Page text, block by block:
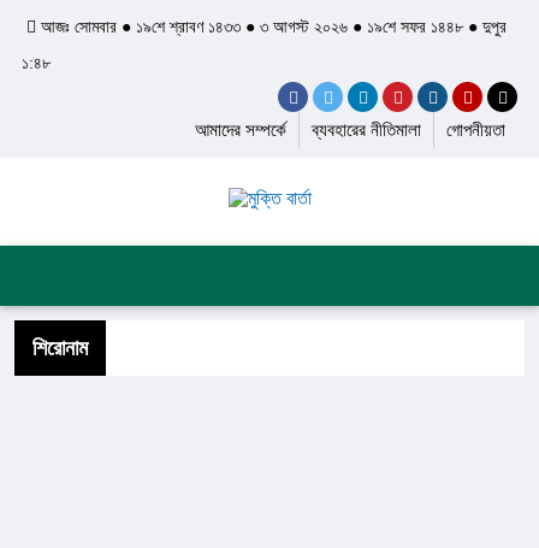
আজঃ সোমবার ● ১৯শে শ্রাবণ ১৪৩৩ ● ৩ আগস্ট ২০২৬ ● ১৯শে সফর ১৪৪৮ ● দুপুর
১:৪৮
আমাদের সম্পর্কে ব্যবহারের নীতিমালা গোপনীয়তা
অপরাধ
শিরোনাম